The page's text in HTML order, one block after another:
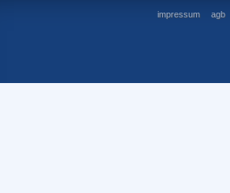
impressum agb